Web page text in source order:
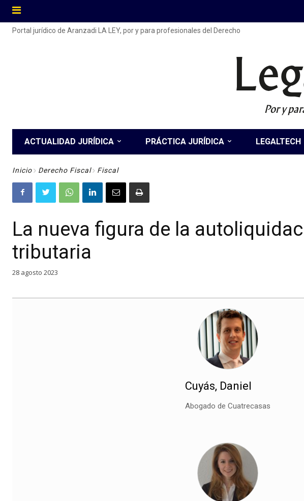
Portal jurídico de Aranzadi LA LEY, por y para profesionales del Derecho
Por y
ACTUALIDAD JURÍDICA PRÁCTICA JURÍDICA LEGALTECH
Inicio Derecho Fiscal Fiscal
La nueva figura de la
tributaria
28 agosto 2023
Cuyás, Daniel
Abogado de Cuatrecasas